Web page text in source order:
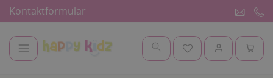
Kontaktformular